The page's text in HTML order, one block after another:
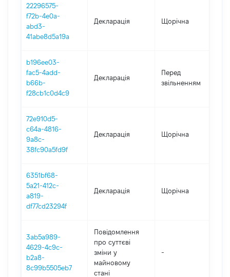
22296575-
f72b-4e0a-
abd3-
41abe8d5a19a
Декларація Щорічна
b196ee03-
fac5-4add-
b66b-
f28cb1c0d4c9
Декларація
Перед
звільненням
72e910d5-
c64a-4816-
9a8c-
38fc90a5fd9f
Декларація Щорічна
6351bf68-
5a21-412c-
a819-
df77cd23294f
Декларація Щорічна
3ab5a989-
4629-4c9c-
b2a8-
8c99b5505eb7
Повідомлення
про суттєві
зміни y
майновому
стані
-